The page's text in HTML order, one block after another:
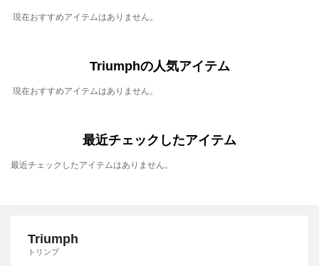
現在おすすめアイテムはありません。
Triumphの人気アイテム
現在おすすめアイテムはありません。
最近チェックしたアイテム
最近チェックしたアイテムはありません。
Triumph
トリンプ